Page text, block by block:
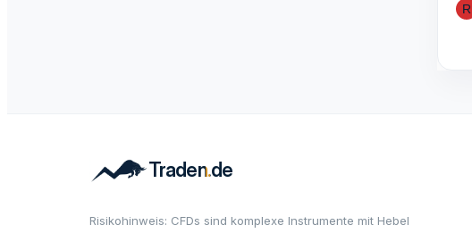
R
Risikohinweis: CFDs sind komplexe Instrumente mit Hebel